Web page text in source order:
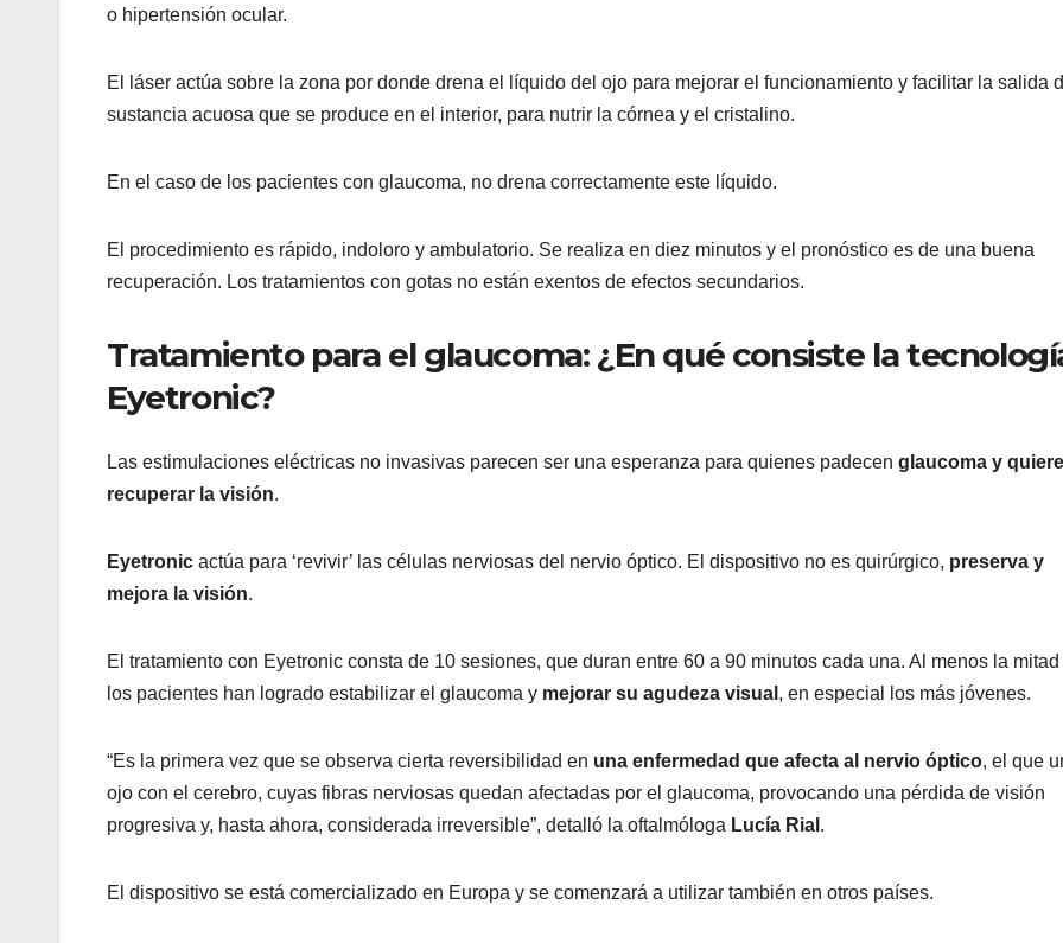
o hipertensión ocular.
El láser actúa sobre la zona por donde drena el líquido del ojo para mejorar el funcionamiento y facilitar la salida
sustancia acuosa que se produce en el interior, para nutrir la córnea y el cristalino.
En el caso de los pacientes con glaucoma, no drena correctamente este líquido.
El procedimiento es rápido, indoloro y ambulatorio. Se realiza en diez minutos y el pronóstico es de una buena
recuperación. Los tratamientos con gotas no están exentos de efectos secundarios.
Tratamiento para el glaucoma: ¿En qué consiste la
Eyetronic?
Las estimulaciones eléctricas no invasivas parecen ser una esperanza para quienes padecen glaucoma y
recuperar la visión.
Eyetronic actúa para ‘revivir’ las células nerviosas del nervio óptico. El dispositivo no es quirúrgico, preserva y
mejora la visión.
El tratamiento con Eyetronic consta de 10 sesiones, que duran entre 60 a 90 minutos cada una. Al menos la mitad
los pacientes han logrado estabilizar el glaucoma y mejorar su agudeza visual , en especial los más jóvenes.
“Es la primera vez que se observa cierta reversibilidad en una enfermedad que afecta al nervio óptico, el que
ojo con el cerebro, cuyas fibras nerviosas quedan afectadas por el glaucoma, provocando una pérdida de visión
progresiva y, hasta ahora, considerada irreversible”, detalló la oftalmóloga Lucía Rial .
El dispositivo se está comercializado en Europa y se comenzará a utilizar también en otros países.